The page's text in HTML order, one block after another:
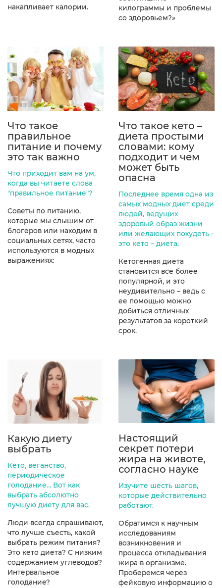
накапливает калории.
килограммы и проблемы
со здоровьем?»
Что такое
правильное
питание и почему
это так важно
Что приходит вам на ум,
когда вы читаете слова
"правильное питание"?
Советы по питанию,
которые мы слышим от
блогеров или находим в
социальных сетях, часто
используются в модных
выражениях:
Что такое кето –
диета простыми
словами: кому
подходит и чем
может быть
опасна
Последнее время одна из
самых модных диет среди
людей, ведущих
здоровый образ жизни
или желающих похудеть -
это кето – диета.
Кетогенная диета
становится все более
популярной, и это
неудивительно – ведь с
ее помощью можно
добиться отличных
результатов за короткий
срок.
Какую диету
выбрать
Кето, веганство,
периодическое
голодание… Вот как
выбрать абсолютно
лучшую диету для вас.
Люди всегда спрашивают,
что лучше съесть, какой
выбрать режим питания?
Это кето диета? С низким
содержанием углеводов?
Интервальное
голодание?
Настоящий
секрет потери
жира на животе,
согласно науке
Изучите шесть шагов,
которые действительно
работают.
Обратимся к научным
исследованиям
возникновения и
процесса откладывания
жира в организме.
Проберемся через
фейковую информацию о